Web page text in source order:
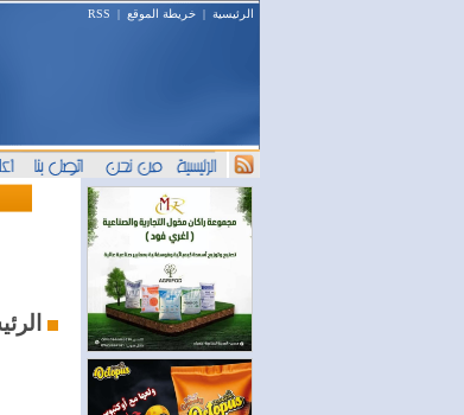
الرئيسية | خريطة الموقع |
RSS